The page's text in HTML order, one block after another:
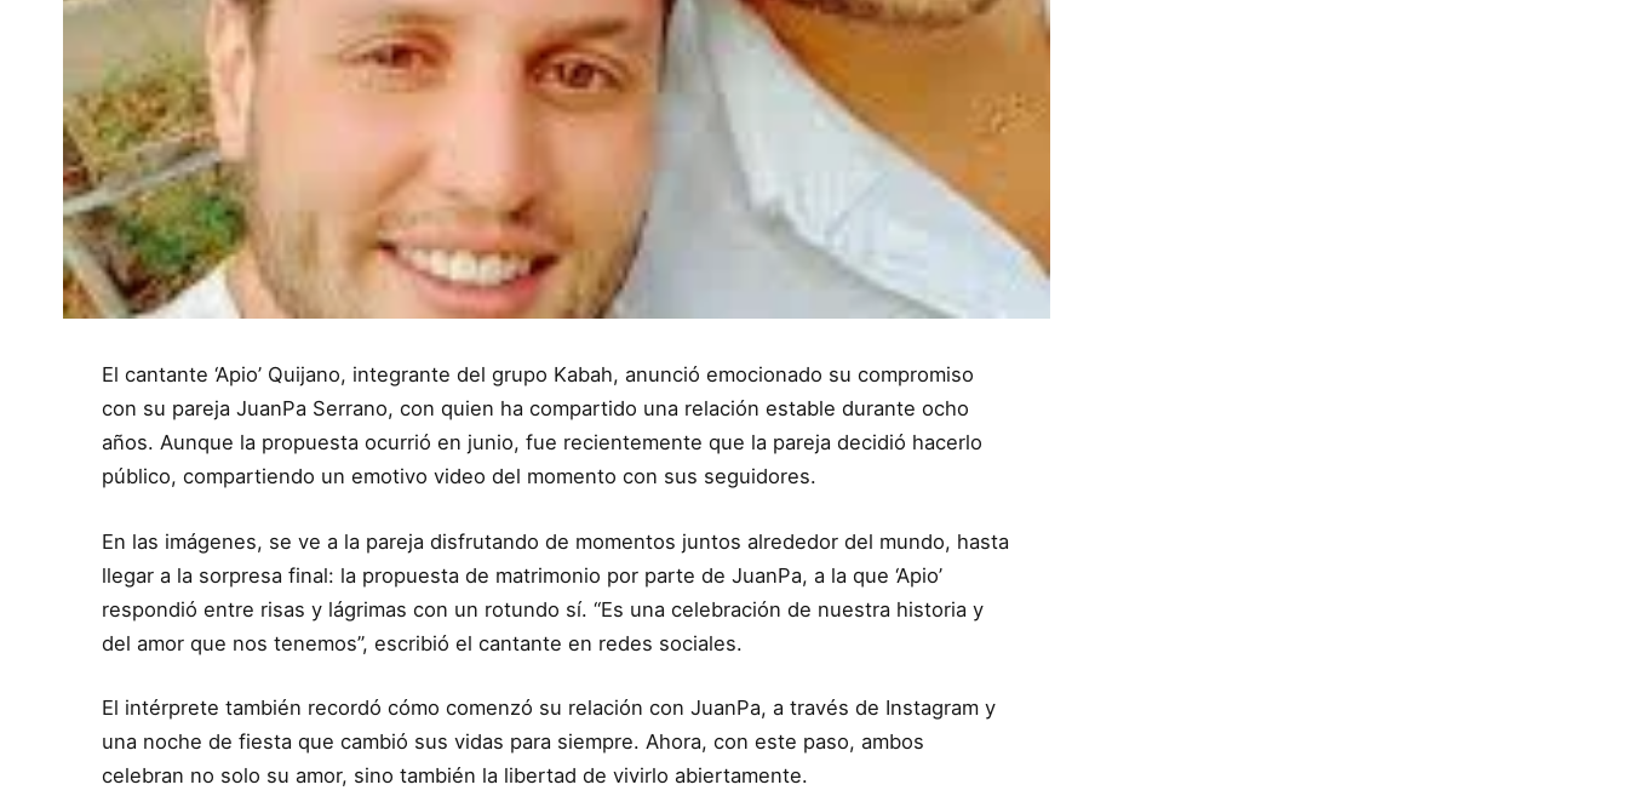
El cantante ‘Apio’ Quijano, integrante del grupo Kabah, anunció emocionado su compromiso
con su pareja JuanPa Serrano, con quien ha compartido una relación estable durante ocho
años. Aunque la propuesta ocurrió en junio, fue recientemente que la pareja decidió hacerlo
público, compartiendo un emotivo video del momento con sus seguidores.
En las imágenes, se ve a la pareja disfrutando de momentos juntos alrededor del mundo, hasta
llegar a la sorpresa final: la propuesta de matrimonio por parte de JuanPa, a la que ‘Apio’
respondió entre risas y lágrimas con un rotundo sí. “Es una celebración de nuestra historia y
del amor que nos tenemos”, escribió el cantante en redes sociales.
El intérprete también recordó cómo comenzó su relación con JuanPa, a través de Instagram y
una noche de fiesta que cambió sus vidas para siempre. Ahora, con este paso, ambos
celebran no solo su amor, sino también la libertad de vivirlo abiertamente.